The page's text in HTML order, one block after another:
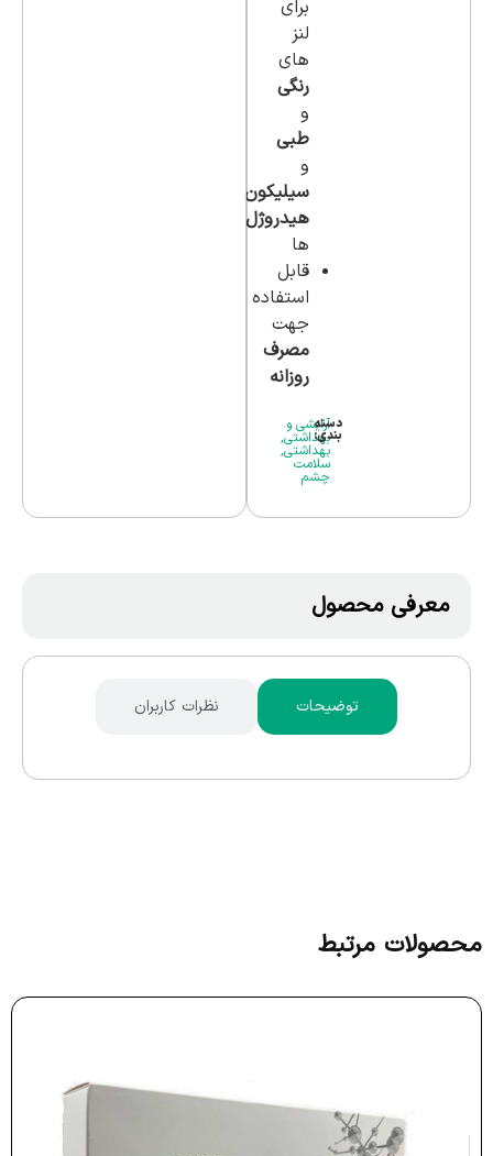
برای
لنز
های
رنگی
و
طبی
و
سیلیکون
هیدروژل
ها
قابل
استفاده
جهت
مصرف
روزانه
آرایشی و
بهداشتی,
بهداشتی,
سلامت
چشم
دسته
بندی:
معرفی محصول
توضیحات نظرات کاربران
محصولات مرتبط